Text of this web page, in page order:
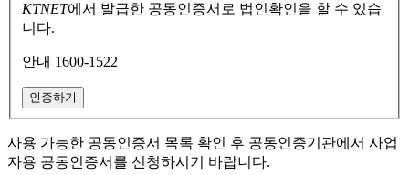
KTNET에서 발급한 공동인증서로 법인확인을 할 수 있습
니다.
안내 1600-1522
인증하기
사용 가능한 공동인증서 목록 확인 후 공동인증기관에서 사업
자용 공동인증서를 신청하시기 바랍니다.